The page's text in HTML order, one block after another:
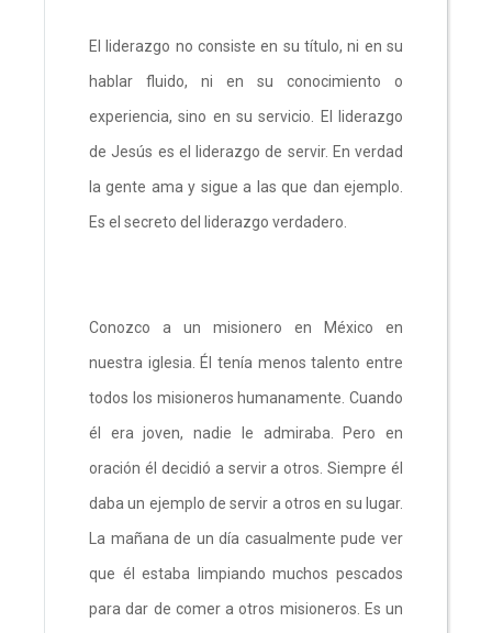
El liderazgo no consiste en su título, ni en su
hablar fluido, ni en su conocimiento o
experiencia, sino en su servicio. El liderazgo
de Jesús es el liderazgo de servir. En verdad
la gente ama y sigue a las que dan ejemplo.
Es el secreto del liderazgo verdadero.
Conozco a un misionero en México en
nuestra iglesia. Él tenía menos talento entre
todos los misioneros humanamente. Cuando
él era joven, nadie le admiraba. Pero en
oración él decidió a servir a otros. Siempre él
daba un ejemplo de servir a otros en su lugar.
La mañana de un día casualmente pude ver
que él estaba limpiando muchos pescados
para dar de comer a otros misioneros. Es un